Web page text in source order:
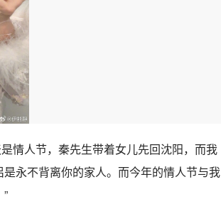
情人节，秦先生带着女儿先回沈阳，而我
永不背离你的家人。而今年的情人节与我